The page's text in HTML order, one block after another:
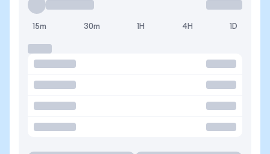
15m 30m 1H 4H 1D